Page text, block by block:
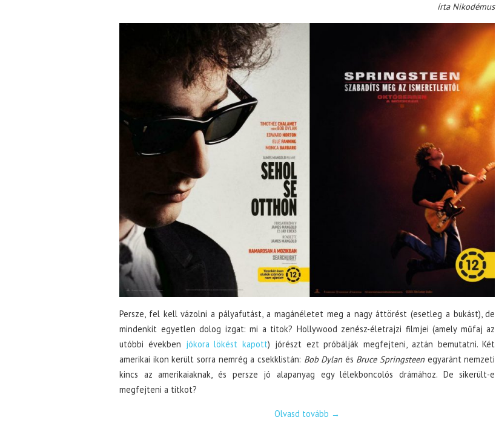
írta Nikodémus
Persze, fel kell vázolni a pályafutást, a magánéletet meg a nagy áttörést (esetleg a bukást), de
mindenkit egyetlen dolog izgat: mi a titok? Hollywood zenész-életrajzi filmjei (amely műfaj az
utóbbi években jókora lökést kapott) jórészt ezt próbálják megfejteni, aztán bemutatni. Két
amerikai ikon került sorra nemrég a csekklistán: Bob Dylanés Bruce Springsteenegyaránt nemzeti
kincs az amerikaiaknak, és persze jó alapanyag egy lélekboncolós drámához. De sikerült-e
megfejteni a titkot?
Olvasd tovább →